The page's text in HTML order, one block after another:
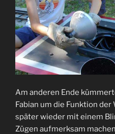
Am anderen Ende
Fabian um die Funktion
später wieder mit einem
Zügen aufmerksam